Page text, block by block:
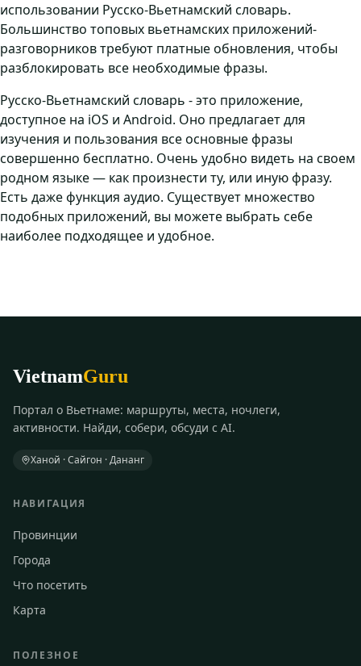
использовании Русско-Вьетнамский словарь.
Большинство топовых вьетнамских приложений-
разговорников требуют платные обновления, чтобы
разблокировать все необходимые фразы.
Русско-Вьетнамский словарь - это приложение,
доступное на iOS и Android. Оно предлагает для
изучения и пользования все основные фразы
совершенно бесплатно. Очень удобно видеть на своем
родном языке — как произнести ту, или иную фразу.
Есть даже функция аудио. Существует множество
подобных приложений, вы можете выбрать себе
наиболее подходящее и удобное.
VietnamGuru
Портал о Вьетнаме: маршруты, места, ночлеги,
активности. Найди, собери, обсуди с AI.
Ханой · Сайгон · Дананг
НАВИГАЦИЯ
Провинции
Города
Что посетить
Карта
ПОЛЕЗНОЕ